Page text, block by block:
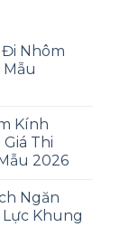
Đi Nhôm
Kính
Thi
2026
Ngăn
Khung